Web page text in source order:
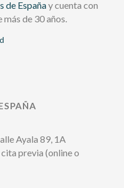
de Españay cuenta con
de 30 años.
Ayala 89, 1A
previa (online o